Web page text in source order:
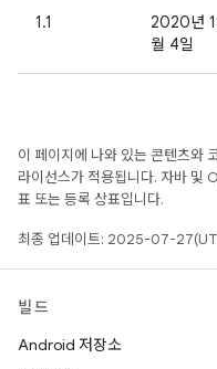
1.1
2020년
월 4일
이 페이지에 나와 있는 콘텐츠와
라이선스가 적용됩니다. 자바
표 또는 등록 상표입니다.
최종 업데이트: 2025-07-
빌드
Android 저장소